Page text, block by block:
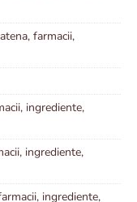
farmacii,
ingrediente,
ingrediente,
ingrediente,